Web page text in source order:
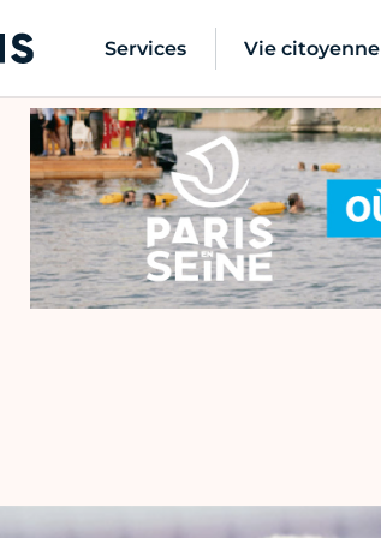
Services Vie citoyenne